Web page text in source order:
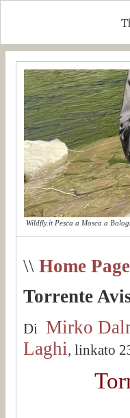
Wildfly.it Pesca a Mosca a
\\ Home Page
Torrente
Di Mirko
Laghi, linkato